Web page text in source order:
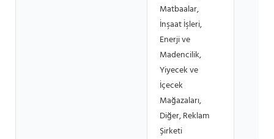
Matbaalar,
İnşaat İşleri,
Enerji ve
Madencilik,
Yiyecek ve
İçecek
Mağazaları,
Diğer, Reklam
Şirketi